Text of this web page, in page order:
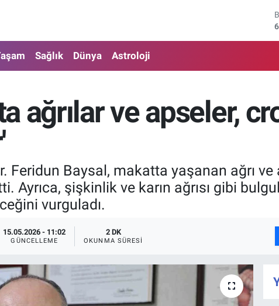
Sağlık Dünya Astroloji
ağrılar ve apseler,
Feridun Baysal, makatta yaşanan ağrı ve
Ayrıca, şişkinlik ve karın ağrısı gibi
vurguladı.
15.05.2026 - 11:02
GÜNCELLEME
2 DK
OKUNMA SÜRESI